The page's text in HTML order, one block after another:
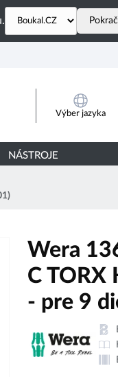
Výber jazyka
NÁSTROJE
Wera
C TORX
- pre 9